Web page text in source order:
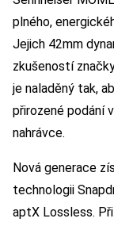
plného,
Jejich 42mm
zkušeností
je naladěný tak,
přirozené podání
nahrávce.
Nová generace
technologii
aptX Lossless.